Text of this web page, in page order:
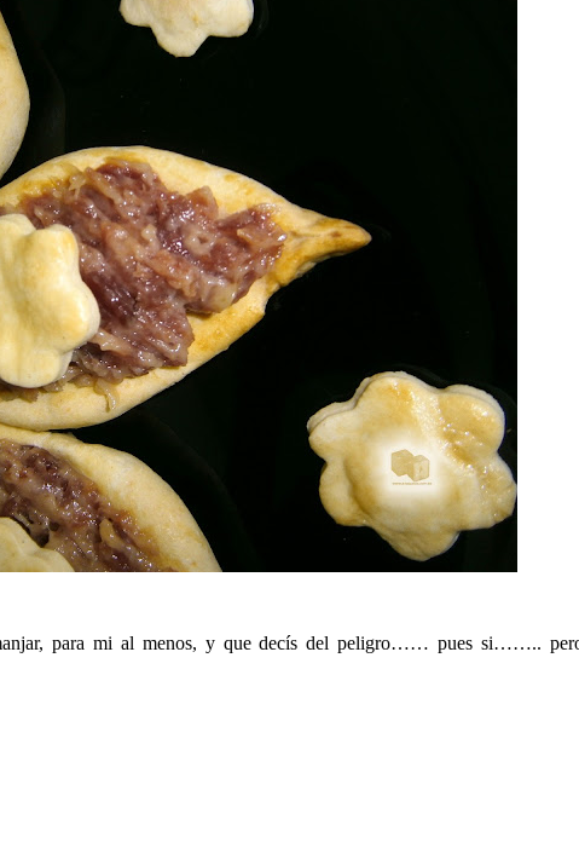
para mi al menos, y que decís del peligro…… pues si……..